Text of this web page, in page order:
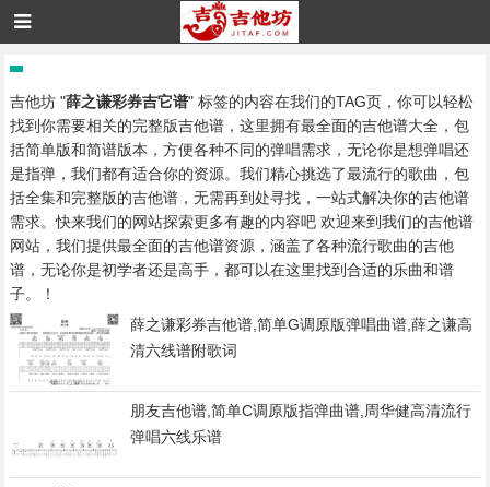
吉他坊 "薛之谦彩券吉它谱" 标签的内容在我们的TAG页，你可以轻松
找到你需要相关的完整版吉他谱，这里拥有最全面的吉他谱大全，包
括简单版和简谱版本，方便各种不同的弹唱需求，无论你是想弹唱还
是指弹，我们都有适合你的资源。我们精心挑选了最流行的歌曲，包
括全集和完整版的吉他谱，无需再到处寻找，一站式解决你的吉他谱
需求。快来我们的网站探索更多有趣的内容吧 欢迎来到我们的吉他谱
网站，我们提供最全面的吉他谱资源，涵盖了各种流行歌曲的吉他
谱，无论你是初学者还是高手，都可以在这里找到合适的乐曲和谱
子。！
薛之谦彩券吉他谱,简单G调原版弹唱曲谱,薛之谦高
清六线谱附歌词
朋友吉他谱,简单C调原版指弹曲谱,周华健高清流行
弹唱六线乐谱